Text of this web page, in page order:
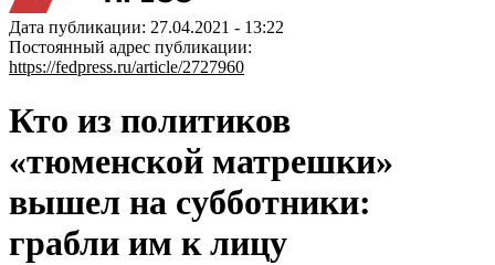
Дата публикации: 27.04.2021 - 13:22
Постоянный адрес публикации:
https://fedpress.ru/article/2727960
Кто из политиков
«тюменской матрешки»
вышел на субботники:
грабли им к лицу